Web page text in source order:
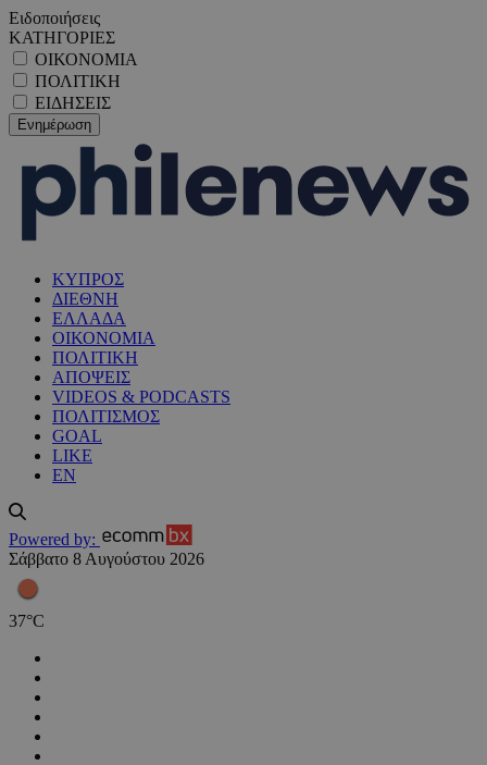
Ειδοποιήσεις
ΚΑΤΗΓΟΡΙΕΣ
ΟΙΚΟΝΟΜΙΑ
ΠΟΛΙΤΙΚΗ
ΕΙΔΗΣΕΙΣ
ΚΥΠΡΟΣ
ΔΙΕΘΝΗ
ΕΛΛΑΔΑ
ΟΙΚΟΝΟΜΙΑ
ΠΟΛΙΤΙΚΗ
ΑΠΟΨΕΙΣ
VIDEOS & PODCASTS
ΠΟΛΙΤΙΣΜΟΣ
GOAL
LIKE
EN
Powered by:
Σάββατο 8 Αυγούστου 2026
37°C